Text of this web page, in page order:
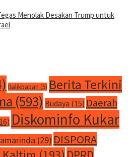
Menolak Desakan Trump untuk
Balikpapan (5) Berita Terkini
(593) Budaya (15) Daerah
Diskominfo Kukar
(29) DISPORA